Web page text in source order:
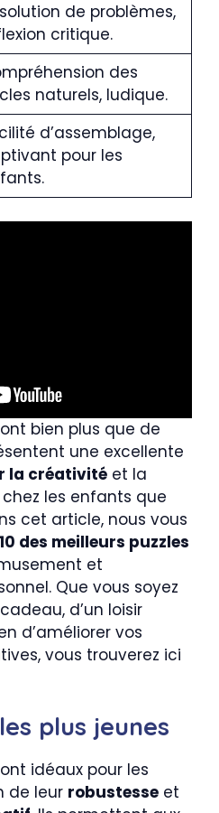
de problèmes,
critique.
des
naturels, ludique.
d’assemblage,
pour les
bien plus que de
une excellente
la créativité et la
les enfants que
cet article, nous vous
des meilleurs puzzles
et
Que vous soyez
d’un loisir
d’améliorer vos
vous trouverez ici
plus jeunes
idéaux pour les
de leur robustesse et